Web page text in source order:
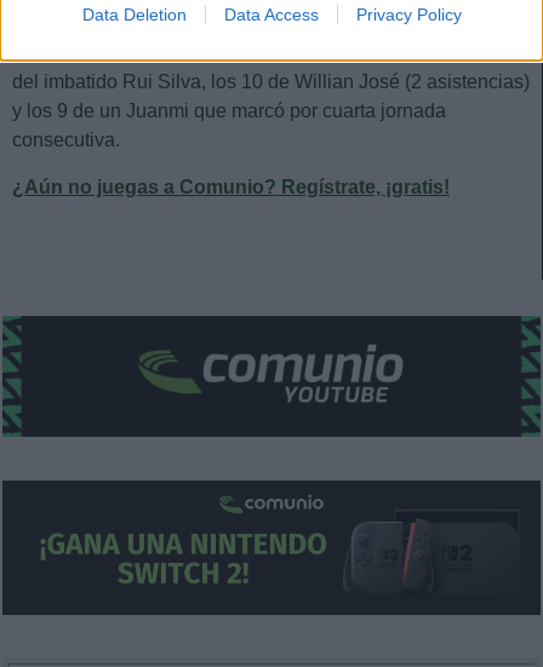
Data Deletion Data Access Privacy Policy
Además de la estratosférica puntuación de Álex Moreno
del imbatido Rui Silva, los 10 de Willian José (2 asistencias)
y los 9 de un Juanmi que marcó por cuarta jornada
consecutiva.
¿Aún no juegas a Comunio? Regístrate, ¡gratis!